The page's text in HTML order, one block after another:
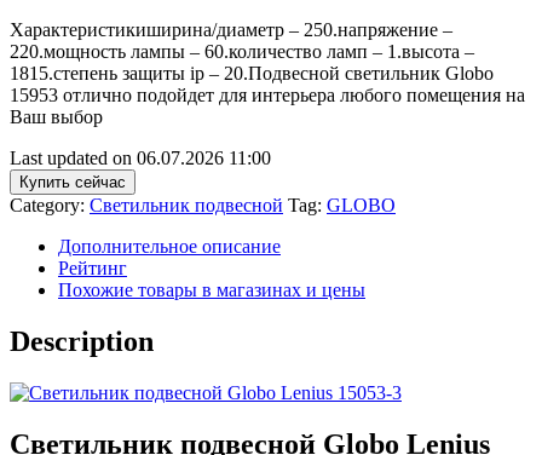
Характеристикиширина/диаметр – 250.напряжение –
220.мощность лампы – 60.количество ламп – 1.высота –
1815.степень защиты ip – 20.Подвесной светильник Globo
15953 отлично подойдет для интерьера любого помещения на
Ваш выбор
Last updated on 06.07.2026 11:00
Купить сейчас
Category: Светильник подвесной Tag: GLOBO
Дополнительное описание
Рейтинг
Похожие товары в магазинах и цены
Description
Светильник подвесной Globo Lenius